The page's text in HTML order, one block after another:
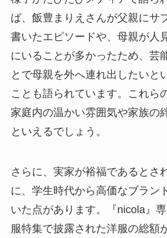
ば、飯豊まりえさんが父親にサ
書いたエピソードや、母親が人
にいることが多かったため、芸
とで母親を外へ連れ出したいと
ことも語られています。これら
家庭内の温かい雰囲気や家族の
といえるでしょう。
さらに、実家が裕福であるとさ
に、学生時代から高価なブラン
いた点があります。『nicola』
服特集で披露された洋服の総額